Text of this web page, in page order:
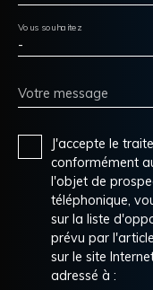
-
Vous souhaitez
Votre message
J'accepte le
conformément
l'objet de
téléphonique,
sur la liste
prévu par
sur le site
adressé à :